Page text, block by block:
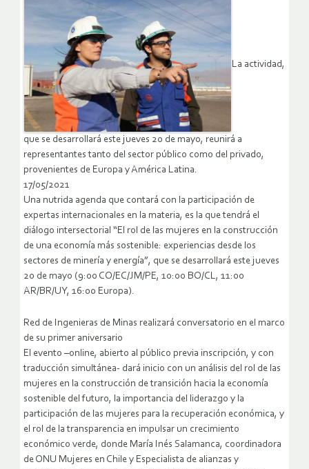
La actividad,
que se desarrollará este jueves 20 de mayo, reunirá a
representantes tanto del sector público como del privado,
provenientes de Europa y América Latina.
17/05/2021
Una nutrida agenda que contará con la participación de
expertas internacionales en la materia, es la que tendrá el
diálogo intersectorial “El rol de las mujeres en la construcción
de una economía más sostenible: experiencias desde los
sectores de minería y energía”, que se desarrollará este jueves
20 de mayo (9:00 CO/EC/JM/PE, 10:00 BO/CL, 11:00
AR/BR/UY, 16:00 Europa).
Red de Ingenieras de Minas realizará conversatorio en el marco
de su primer aniversario
El evento –online, abierto al público previa inscripción, y con
traducción simultánea- dará inicio con un análisis del rol de las
mujeres en la construcción de transición hacia la economía
sostenible del futuro, la importancia del liderazgo y la
participación de las mujeres para la recuperación económica, y
el rol de la transparencia en impulsar un crecimiento
económico verde, donde María Inés Salamanca, coordinadora
de ONU Mujeres en Chile y Especialista de alianzas y